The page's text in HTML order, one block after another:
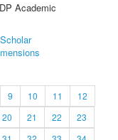
Academic
9 10 11
12
20 21 22
23